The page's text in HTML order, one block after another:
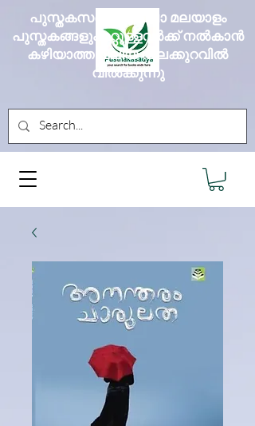
പുസ്തകസദ്യ എല്ലാ മലയാളം
പുസ്തകങ്ങളും മറ്റുള്ളവർക്ക് നൽകാൻ
കഴിയാത്ത വലിയ വിലക്കുറവിൽ
വിൽക്കുന്നു